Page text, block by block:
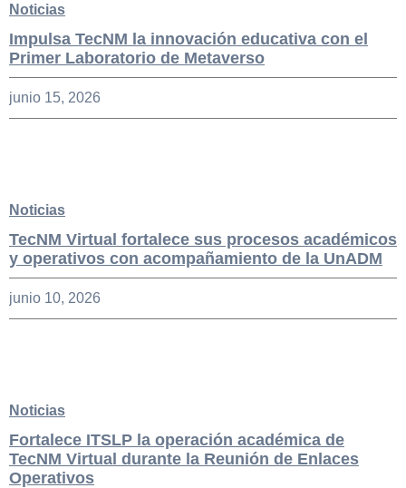
Noticias
Impulsa TecNM la innovación educativa con el
Primer Laboratorio de Metaverso
junio 15, 2026
Noticias
TecNM Virtual fortalece sus procesos académicos
y operativos con acompañamiento de la UnADM
junio 10, 2026
Noticias
Fortalece ITSLP la operación académica de
TecNM Virtual durante la Reunión de Enlaces
Operativos